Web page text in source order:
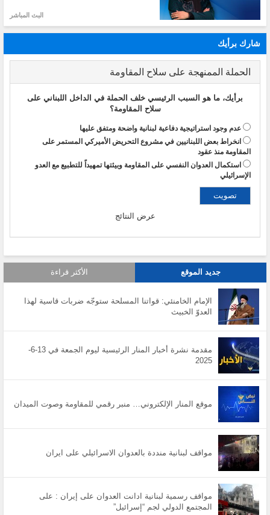
البث المباشر
شارك برأيك
الحملة الممنهجة على سلاح المقاومة
برأيك، ما هو السبب الرئيسي خلف الحملة في الداخل اللبناني على
سلاح المقاومة؟
عدم وجود استراتيجية دفاعية لبنانية واضحة ومتفق عليها
انخراط بعض اللبنانيين في مشروع التحريض الأميركي المستمر على
المقاومة منذ عقود
استكمال العدوان النفسي على المقاومة وبيئتها تمهيداً للتطبيع مع العدو
الإسرائيلي
عرض النتائج
جديد الموقع الأكثر قراءة
الإمام الخامنئي: قواتنا المسلحة ستوجّه ضربات قاسية لهذا
العدوّ الخبيث
مقدمة نشرة أخبار المنار الرئيسية ليوم الجمعة في 13-6-
2025
موقع المنار الإلكتروني… منبر رقمي للمقاومة وصوت الميدان
مواقف لبنانية منددة بالعدوان الاسرائيلي على ايران
مواقف رسمية لبنانية ادانت العدوان على إيران : على
المجتمع الدولي لجم “إسرائيل”